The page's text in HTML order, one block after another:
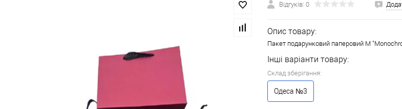
Відгуків: 0
Опис товару:
Пакет подарунковий паперовий M
Інші варіанти товару:
Склад зберігання:
Одеса №3